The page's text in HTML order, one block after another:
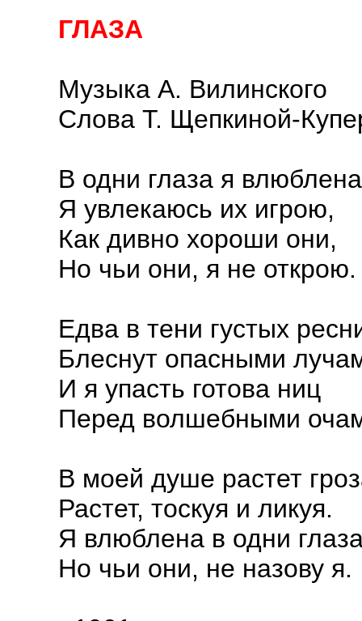
ГЛАЗА
Музыка А. Вилинского
Слова Т. Щепкиной-
В одни глаза я
Я увлекаюсь их игрою,
Как дивно хороши они,
Но чьи они, я не открою.
Едва в тени густых
Блеснут опасными
И я упасть готова ниц
Перед волшебными
В моей душе растет
Растет, тоскуя и ликуя.
Я влюблена в одни
Но чьи они, не назову я.